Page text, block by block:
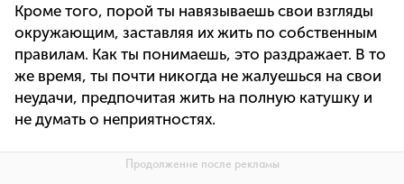
Кроме того, порой ты навязываешь свои взгляды
окружающим, заставляя их жить по собственным
правилам. Как ты понимаешь, это раздражает. В то
же время, ты почти никогда не жалуешься на свои
неудачи, предпочитая жить на полную катушку и
не думать о неприятностях.